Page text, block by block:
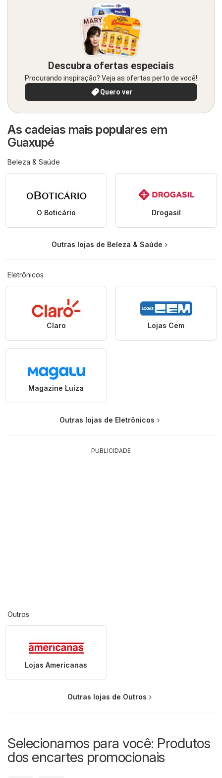
Descubra ofertas especiais
Procurando inspiração? Veja as ofertas perto de você!
Quero ver
As cadeias mais populares em
Guaxupé
Beleza & Saúde
O Boticário Drogasil
Outras lojas de Beleza & Saúde
Eletrônicos
Claro Lojas Cem
Magazine Luiza
Outras lojas de Eletrônicos
PUBLICIDADE
Outros
Lojas Americanas
Outras lojas de Outros
Selecionamos para você: Produtos
dos encartes promocionais